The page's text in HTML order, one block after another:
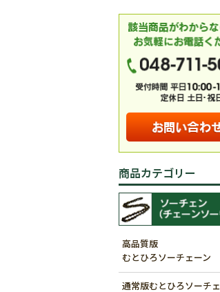
商品カテゴリー
高品質版
むとひろソーチェーン
通常版むとひろソーチ